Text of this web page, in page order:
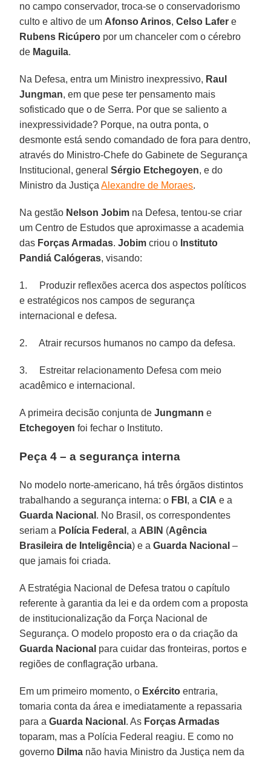
no campo conservador, troca-se o conservadorismo
culto e altivo de um Afonso Arinos,Celso Lafer e
Rubens Ricúpero por um chanceler com o cérebro
de Maguila.
Na Defesa, entra um Ministro inexpressivo, Raul
Jungman, em que pese ter pensamento mais
sofisticado que o de Serra. Por que se saliento a
inexpressividade? Porque, na outra ponta, o
desmonte está sendo comandado de fora para dentro,
através do Ministro-Chefe do Gabinete de Segurança
Institucional, generalSérgio Etchegoyen, e do
Ministro da JustiçaAlexandre de Moraes.
Na gestão Nelson Jobim na Defesa, tentou-se criar
um Centro de Estudos que aproximasse a academia
das Forças Armadas.Jobim criou o Instituto
Pandiá Calógeras, visando:
1. Produzir reflexões acerca dos aspectos políticos
e estratégicos nos campos de segurança
internacional e defesa.
2. Atrair recursos humanos no campo da defesa.
3. Estreitar relacionamento Defesa com meio
acadêmico e internacional.
A primeira decisão conjunta deJungmann e
Etchegoyen foi fechar o Instituto.
Peça 4 – a segurança interna
No modelo norte-americano, há três órgãos distintos
trabalhando a segurança interna: o FBI , aCIA e a
Guarda Nacional . No Brasil, os correspondentes
seriam a Polícia Federal , a ABIN (Agência
Brasileira de Inteligência) e aGuarda Nacional –
que jamais foi criada.
A Estratégia Nacional de Defesa tratou o capítulo
referente à garantia da lei e da ordem com a proposta
de institucionalização da Força Nacional de
Segurança. O modelo proposto era o da criação da
Guarda Nacional para cuidar das fronteiras, portos e
regiões de conflagração urbana.
Em um primeiro momento, o Exército entraria,
tomaria conta da área e imediatamente a repassaria
para aGuarda Nacional . As Forças Armadas
toparam, mas a Polícia Federal reagiu. E como no
governo Dilma não havia Ministro da Justiça nem da